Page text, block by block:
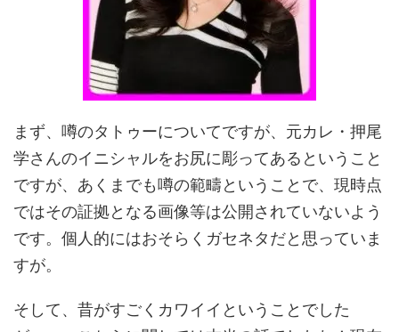
まず、噂のタトゥーについてですが、元カレ・押尾
学さんのイニシャルをお尻に彫ってあるということ
ですが、あくまでも噂の範疇ということで、現時点
ではその証拠となる画像等は公開されていないよう
です。個人的にはおそらくガセネタだと思っていま
すが。
そして、昔がすごくカワイイということでした